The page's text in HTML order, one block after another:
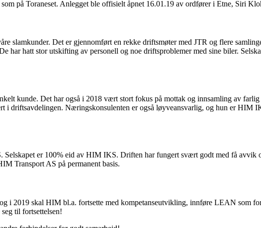
på Toraneset. Anlegget ble offisielt åpnet 16.01.19 av ordfører i Etne, Siri
slamkunder. Det er gjennomført en rekke driftsmøter med JTR og flere
hatt stor utskifting av personell og noe driftsproblemer med sine biler.
kunde. Det har også i 2018 vært stort fokus på mottak og innsamling av
i driftsavdelingen. Næringskonsulenten er også løyveansvarlig, og hun er HIM
er 100% eid av HIM IKS. Driften har fungert svært godt med få avvik
Transport AS på permanent basis.
i 2019 skal HIM bl.a. fortsette med kompetanseutvikling, innføre LEAN som
til fortsettelsen!